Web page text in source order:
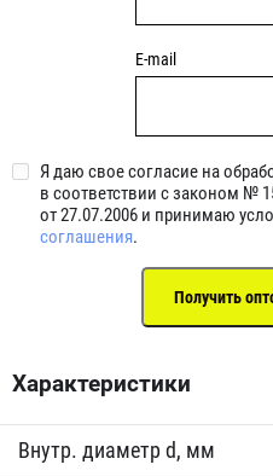
E-mail
Я даю свое согласие на
в соответствии с законом №
от 27.07.2006 и принимаю
соглашения.
Характеристики
Внутр. диаметр d, мм